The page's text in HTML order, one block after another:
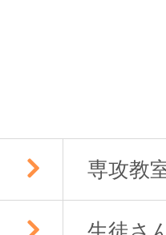
専攻教